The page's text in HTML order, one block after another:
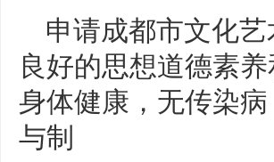
申请成都市文化
良好的思想道德素
身体健康，无传染
与制